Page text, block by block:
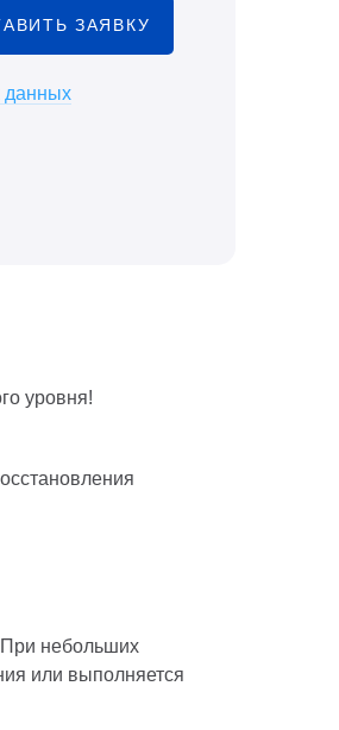
ЗАЯВКУ
данных
уровня!
При небольших
или выполняется